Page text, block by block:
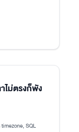
ไม่ตรงก็พัง
SQL